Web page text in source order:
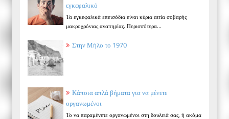
εγκεφαλικό
Τα εγκεφαλικά επεισόδια είναι κύρια αιτία σοβαρής
μακροχρόνιας αναπηρίας. Περισσότερα...
Στην Μήλο το 1970
Κάποια απλά βήματα για να μένετε
οργανωμένοι
Το να παραμένετε οργανωμένοι στη δουλειά σας, ή ακόμα